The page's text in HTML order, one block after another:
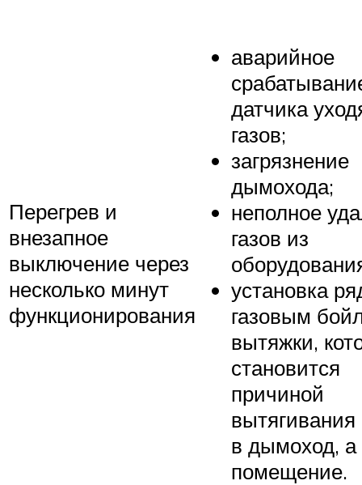
Перегрев и
внезапное
выключение через
несколько минут
функционирования
аварийное
датчика
газов;
загрязнение
дымохода;
неполное
газов из
установка
газовым
вытяжки,
становится
причиной
вытягивания
в дымоход, а
помещение.